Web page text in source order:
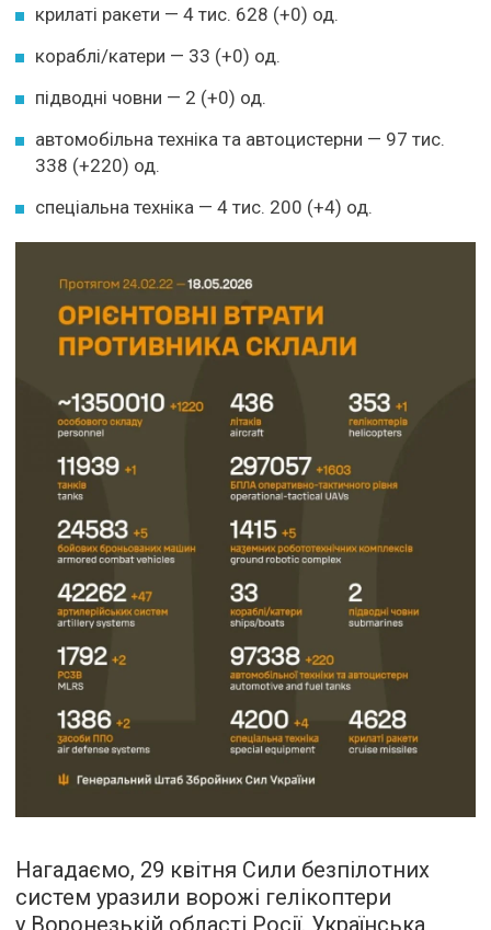
крилаті ракети — 4 тис. 628 (+0) од.
кораблі/катери — 33 (+0) од.
підводні човни — 2 (+0) од.
автомобільна техніка та автоцистерни — 97 тис.
338 (+220) од.
спеціальна техніка — 4 тис. 200 (+4) од.
Нагадаємо, 29 квітня Сили безпілотних
систем уразили ворожі гелікоптери
у Воронезькій області Росії. Українська